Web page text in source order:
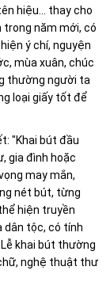
hiệu... thay cho
trong năm mới, có
ý chí, nguyện
mùa xuân, chúc
thường người ta
loại giấy tốt để
"Khai bút đầu
gia đình hoặc
may mắn,
nét bút, từng
hiện truyền
dân tộc, có tính
khai bút thường
nghệ thuật thư